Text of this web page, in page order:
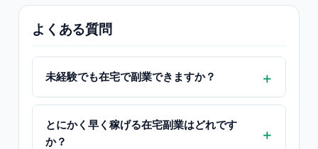
よくある質問
未経験でも在宅で副業できますか？
とにかく早く稼げる在宅副業はどれです
か？